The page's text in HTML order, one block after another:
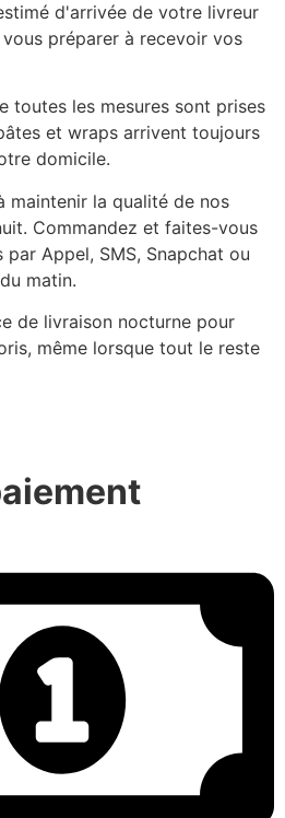
d'arrivée de votre livreur
préparer à recevoir vos
toutes les mesures sont prises
et wraps arrivent toujours
domicile.
maintenir la qualité de nos
Commandez et faites-vous
Appel, SMS, Snapchat ou
matin.
de livraison nocturne pour
même lorsque tout le reste